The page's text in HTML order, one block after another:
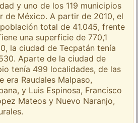
y uno de los 119 municipios
de México. A partir de 2010, el
total de 41.045, frente
una superficie de 770,1
la ciudad de Tecpatán tenía
Aparte de la ciudad de
tenía 499 localidades, de las
era Raudales Malpaso,
y Luis Espinosa, Francisco
Mateos y Nuevo Naranjo,